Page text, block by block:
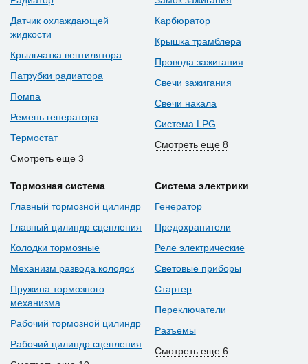
Датчик охлаждающей
жидкости
Крыльчатка вентилятора
Патрубки радиатора
Помпа
Ремень генератора
Термостат
Смотреть еще 3
Карбюратор
Крышка трамблера
Провода зажигания
Свечи зажигания
Свечи накала
Система LPG
Смотреть еще 8
Тормозная система
Главный тормозной цилиндр
Главный цилиндр сцепления
Колодки тормозные
Механизм развода колодок
Пружина тормозного
механизма
Рабочий тормозной цилиндр
Рабочий цилиндр сцепления
Система электрики
Генератор
Предохранители
Реле электрические
Световые приборы
Стартер
Переключатели
Разъемы
Смотреть еще 6